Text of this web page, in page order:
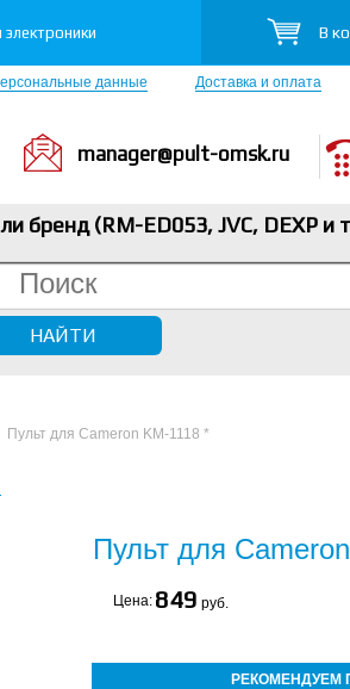
В
данные Доставка и оплата
manager@pult-omsk.ru
бренд (RM-ED053, JVC, DEXP и
Пульт для Cameron KM-1118 *
Пульт для
Цена: 849 руб.
РЕКОМЕНДУЕМ